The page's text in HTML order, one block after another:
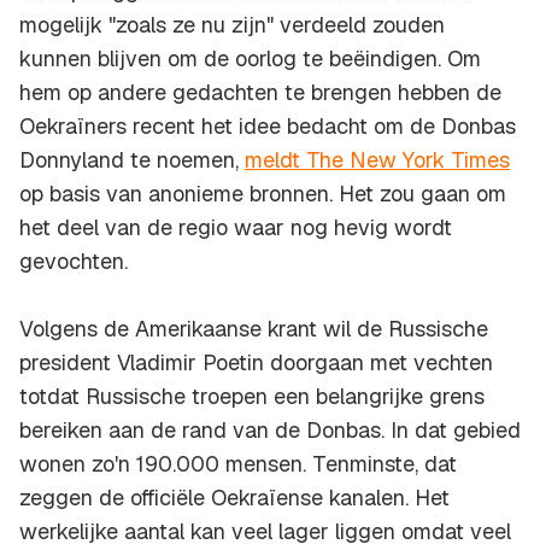
mogelijk "zoals ze nu zijn" verdeeld zouden
kunnen blijven om de oorlog te beëindigen. Om
hem op andere gedachten te brengen hebben de
Oekraïners recent het idee bedacht om de Donbas
Donnyland te noemen, meldt The New York Times
op basis van anonieme bronnen. Het zou gaan om
het deel van de regio waar nog hevig wordt
gevochten.
Volgens de Amerikaanse krant wil de Russische
president Vladimir Poetin doorgaan met vechten
totdat Russische troepen een belangrijke grens
bereiken aan de rand van de Donbas. In dat gebied
wonen zo'n 190.000 mensen. Tenminste, dat
zeggen de officiële Oekraïense kanalen. Het
werkelijke aantal kan veel lager liggen omdat veel